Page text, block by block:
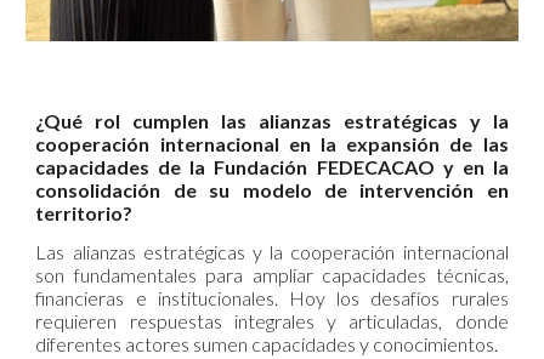
¿Qué rol cumplen las alianzas estratégicas y la
cooperación internacional en la expansión de las
capacidades de la Fundación FEDECACAO y en la
consolidación de su modelo de intervención en
territorio?
Las alianzas estratégicas y la cooperación internacional
son fundamentales para ampliar capacidades técnicas,
financieras e institucionales. Hoy los desafíos rurales
requieren respuestas integrales y articuladas, donde
diferentes actores sumen capacidades y conocimientos.